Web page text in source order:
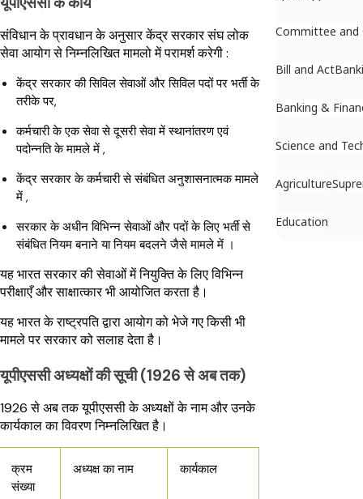
संविधान के प्रावधान के अनुसार केंद्र सरकार संघ लोक
सेवा आयोग से निम्नलिखित मामलो में परामर्श करेगी :
केंद्र सरकार की सिविल सेवाओं और सिविल पदों पर भर्ती के
तरीके पर,
कर्मचारी के एक सेवा से दूसरी सेवा में स्थानांतरण एवं
पदोन्नति के मामले में ,
केंद्र सरकार के कर्मचारी से संबंधित अनुशासनात्मक मामले
में ,
सरकार के अधीन विभिन्न सेवाओं और पदों के लिए भर्ती से
संबंधित नियम बनाने या नियम बदलने जैसे मामले में ।
यह भारत सरकार की सेवाओं में नियुक्ति के लिए विभिन्न
परीक्षाएँ और साक्षात्कार भी आयोजित करता है।
यह भारत के राष्ट्रपति द्वारा आयोग को भेजे गए किसी भी
मामले पर सरकार को सलाह देता है।
यूपीएससी अध्यक्षों की सूची (1926 से अब तक)
1926 से अब तक यूपीएससी के अध्यक्षों के नाम और उनके
कार्यकाल का विवरण निम्नलिखित है।
क्रम
संख्या
अध्यक्ष का नाम कार्यकाल
Committee and
Bill and Act
Banking &
Science and
Agriculture
Education